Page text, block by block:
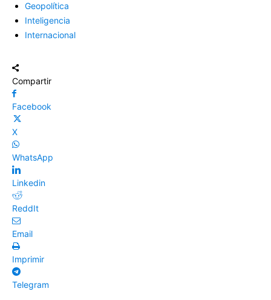
Geopolítica
Inteligencia
Internacional
Compartir
Facebook
X
WhatsApp
Linkedin
ReddIt
Email
Imprimir
Telegram